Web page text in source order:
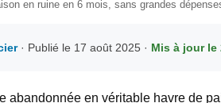
en ruine en 6 mois, sans grandes
· Publié le 17 août 2025 · Mis à jour le
abandonnée en véritable havre de